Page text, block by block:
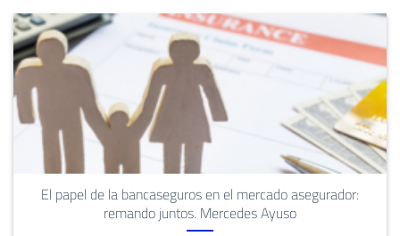
El papel de la bancaseguros en el mercado asegurador:
remando juntos. Mercedes Ayuso